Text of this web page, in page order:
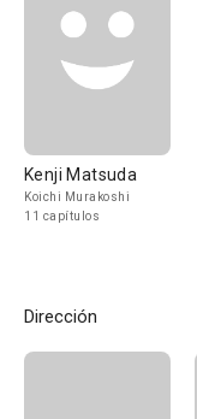
Kenji Matsuda
Koichi Murakoshi
11 capítulos
Dirección